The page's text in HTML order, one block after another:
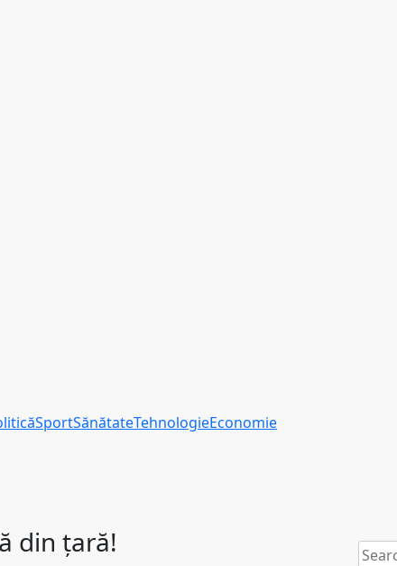
SportSănătateTehnologieEconomie
din țară!